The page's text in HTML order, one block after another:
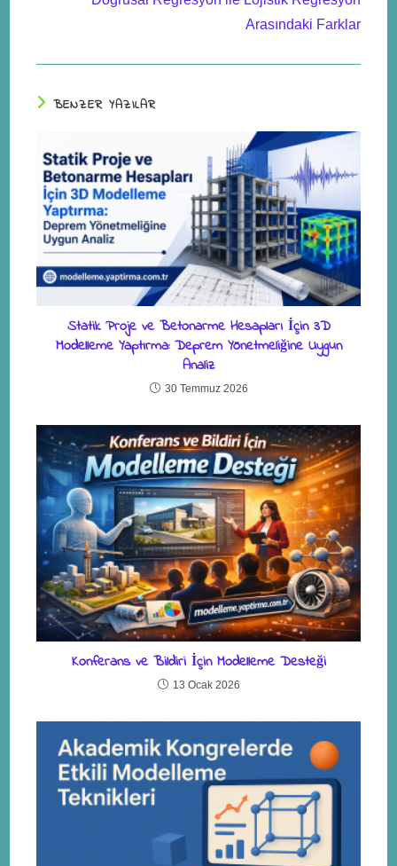
Arasındaki Farklar
BENZER YAZILAR
Statik Proje ve Betonarme Hesapları İçin 3D
Modelleme Yaptırma: Deprem Yönetmeliğine Uygun
Analiz
30 Temmuz 2026
Konferans ve Bildiri İçin Modelleme Desteği
13 Ocak 2026